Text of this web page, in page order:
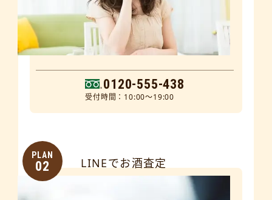
0120-555-438
受付時間：10:00～19:00
PLAN
02 LINEでお酒査定